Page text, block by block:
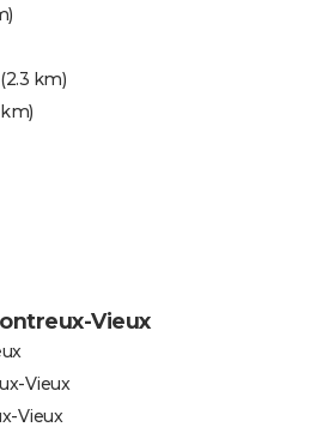
(2.3 km)
km)
Vieux
Vieux
Vieux